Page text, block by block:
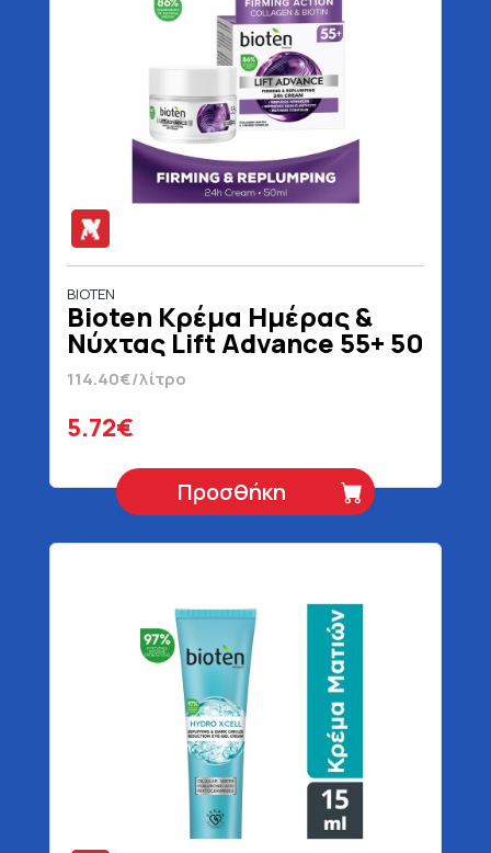
BIOTEN
Bioten Κρέμα Ημέρας &
Νύχτας Lift Advance 55+ 50
ml
114.40€/λίτρο
5.72€
Προσθήκη